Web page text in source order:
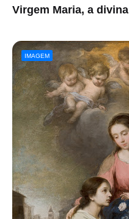
Virgem Maria, a
IMAGEM